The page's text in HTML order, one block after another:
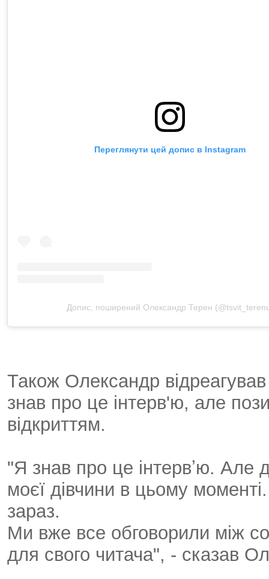
Переглянути цей допис в Instagram
Допис, поширений Олександр Терен
Також Олександр
знав про це інтерв'ю, але
відкриттям.
"Я знав про це інтервʼю. Але
моєї дівчини в цьому
зараз.
Ми вже все обговорили між
для свого читача", - сказав